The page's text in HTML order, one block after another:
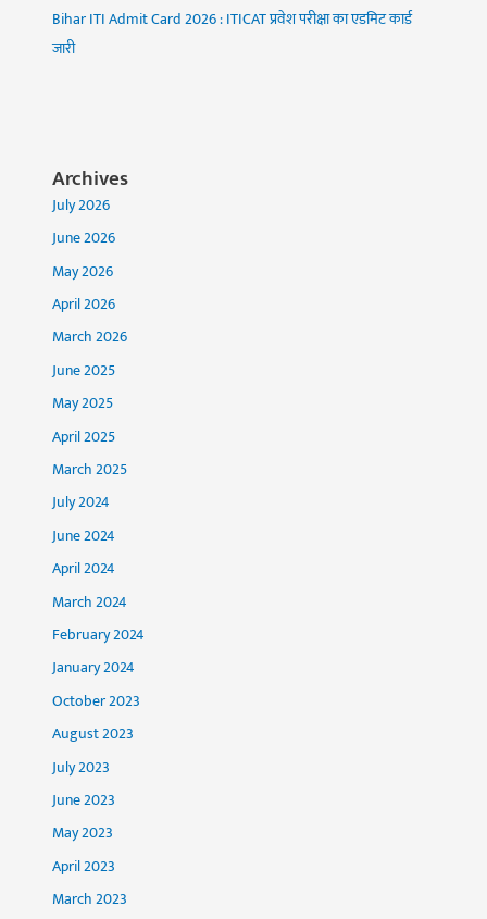
Bihar ITI Admit Card 2026 : ITICAT प्रवेश परीक्षा का एडमिट कार्ड
जारी
Archives
July 2026
June 2026
May 2026
April 2026
March 2026
June 2025
May 2025
April 2025
March 2025
July 2024
June 2024
April 2024
March 2024
February 2024
January 2024
October 2023
August 2023
July 2023
June 2023
May 2023
April 2023
March 2023